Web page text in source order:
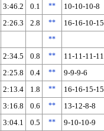
3:46.2 0.1 ** 10-10-10-8
2:26.3 2.8 ** 16-16-10-15
**
2:34.5 0.8 ** 11-11-11-11
2:25.8 0.4 ** 9-9-9-6
2:13.4 1.8 ** 16-16-15-15
3:16.8 0.6 ** 13-12-8-8
3:04.1 0.5 ** 9-10-10-9